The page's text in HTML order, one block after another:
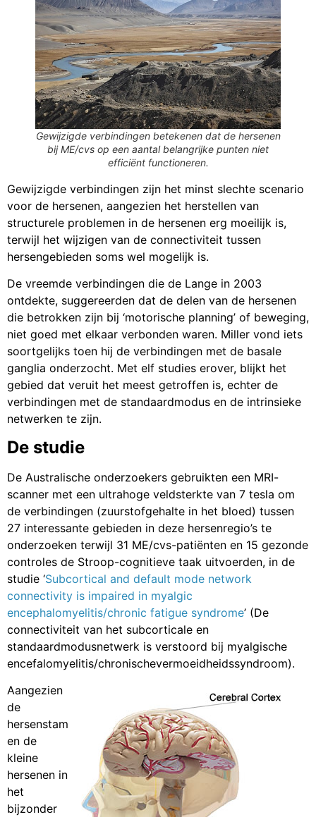
Gewijzigde verbindingen betekenen dat de hersenen
bij ME/cvs op een aantal belangrijke punten niet
efficiënt functioneren.
Gewijzigde verbindingen zijn het minst slechte scenario
voor de hersenen, aangezien het herstellen van
structurele problemen in de hersenen erg moeilijk is,
terwijl het wijzigen van de connectiviteit tussen
hersengebieden soms wel mogelijk is.
De vreemde verbindingen die de Lange in 2003
ontdekte, suggereerden dat de delen van de hersenen
die betrokken zijn bij ‘motorische planning’ of beweging,
niet goed met elkaar verbonden waren. Miller vond iets
soortgelijks toen hij de verbindingen met de basale
ganglia onderzocht. Met elf studies erover, blijkt het
gebied dat veruit het meest getroffen is, echter de
verbindingen met de standaardmodus en de intrinsieke
netwerken te zijn.
De studie
De Australische onderzoekers gebruikten een MRI-
scanner met een ultrahoge veldsterkte van 7 tesla om
de verbindingen (zuurstofgehalte in het bloed) tussen
27 interessante gebieden in deze hersenregio’s te
onderzoeken terwijl 31 ME/cvs-patiënten en 15 gezonde
controles de Stroop-cognitieve taak uitvoerden, in de
studie ‘Subcortical and default mode network
connectivity is impaired in myalgic
encephalomyelitis/chronic fatigue syndrome’ (De
connectiviteit van het subcorticale en
standaardmodusnetwerk is verstoord bij myalgische
encefalomyelitis/chronischevermoeidheidssyndroom).
Aangezien
de
hersenstam
en de
kleine
hersenen in
het
bijzonder